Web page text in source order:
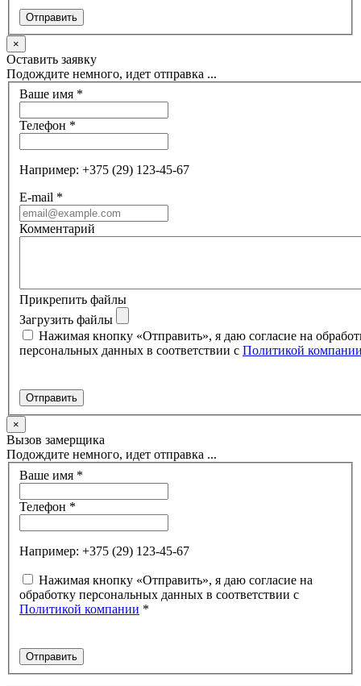
×
Оставить заявку
Подождите немного, идет отправка ...
Ваше имя *
Телефон *
Например: +375 (29) 123-45-67
E-mail *
Комментарий
Прикрепить файлы
Загрузить файлы
Нажимая кнопку «Отправить», я даю согласие на
персональных данных в соответствии с Политикой
×
Вызов замерщика
Подождите немного, идет отправка ...
Ваше имя *
Телефон *
Например: +375 (29) 123-45-67
Нажимая кнопку «Отправить», я даю согласие на
обработку персональных данных в соответствии с
Политикой компании *